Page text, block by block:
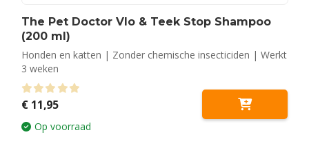
The Pet Doctor Vlo & Teek Stop Shampoo
(200 ml)
Honden en katten | Zonder chemische insecticiden | Werkt
3 weken
0 out of 5
€11,95
Op voorraad